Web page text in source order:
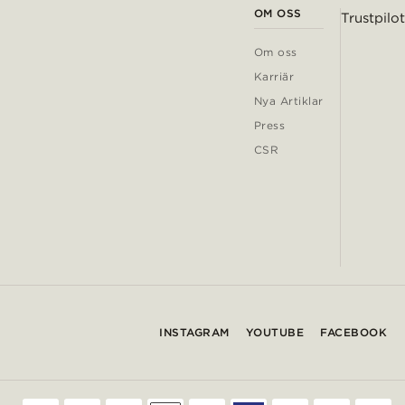
OM OSS
Om oss
Karriär
Nya Artiklar
Press
CSR
Trustpilot
INSTAGRAM YOUTUBE FACEBOOK